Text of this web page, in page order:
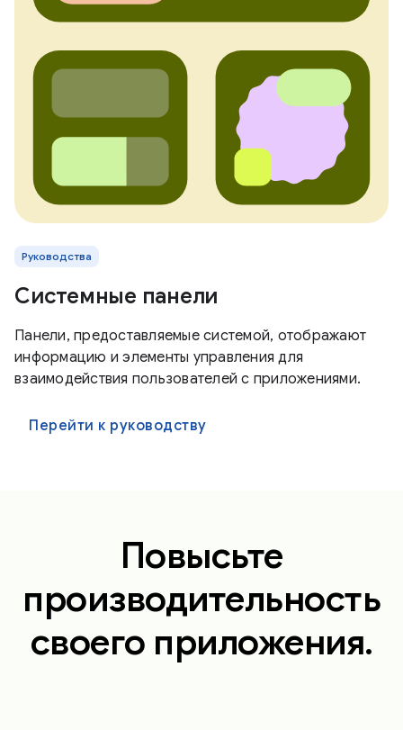
Руководства
Системные панели
Панели, предоставляемые системой, отображают
информацию и элементы управления для
взаимодействия пользователей с приложениями.
Перейти к руководству
Повысьте
производительность
своего приложения.